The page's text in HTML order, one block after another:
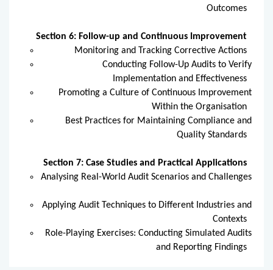
Outcomes
Section 6: Follow-up and Continuous Improvement
Monitoring and Tracking Corrective Actions
Conducting Follow-Up Audits to Verify
Implementation and Effectiveness
Promoting a Culture of Continuous Improvement
Within the Organisation
Best Practices for Maintaining Compliance and
Quality Standards
Section 7: Case Studies and Practical Applications
Analysing Real-World Audit Scenarios and Challenges
Applying Audit Techniques to Different Industries and
Contexts
Role-Playing Exercises: Conducting Simulated Audits
and Reporting Findings